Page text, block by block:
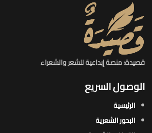
قصيدة: منصة إبداعية للشعر والشعراء
الوصول السريع
الرئيسية
البحور الشعرية​